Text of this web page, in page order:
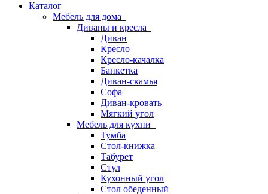
Каталог
Мебель для дома
Диваны и кресла
Диван
Кресло
Кресло-качалка
Банкетка
Диван-скамья
Софа
Диван-кровать
Мягкий угол
Мебель для кухни
Тумба
Стол-книжка
Табурет
Стул
Кухонный угол
Стол обеденный